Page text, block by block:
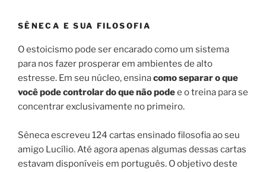
SÊNECA E SUA FILOSOFIA
O estoicismo pode ser encarado como um sistema
para nos fazer prosperar em ambientes de alto
estresse. Em seu núcleo, ensinacomo separar o que
você pode controlar do que não podee o treina para se
concentrar exclusivamente no primeiro.
Sêneca escreveu 124 cartas ensinado filosofia ao seu
amigo Lucílio. Até agora apenas algumas dessas cartas
estavam disponíveis em português. O objetivo deste